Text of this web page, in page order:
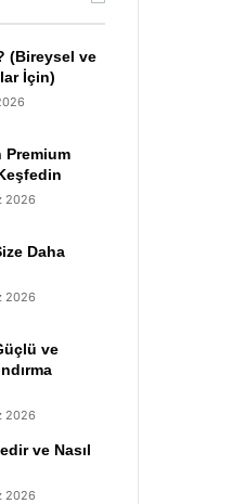
(Bireysel ve
İçin)
Premium
2026
Daha
2026
ve
2026
ve Nasıl
2026